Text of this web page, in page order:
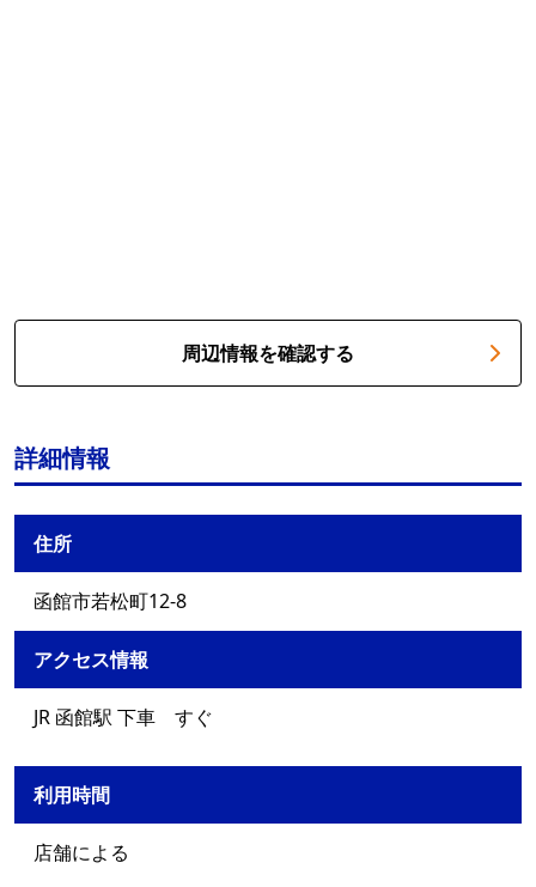
周辺情報を確認する
詳細情報
住所
函館市若松町12-8
アクセス情報
JR 函館駅 下車 すぐ
利用時間
店舗による